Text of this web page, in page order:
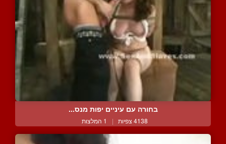
בחורה עם עיניים יפות מנס...
4138 צפיות | 1 המלצות